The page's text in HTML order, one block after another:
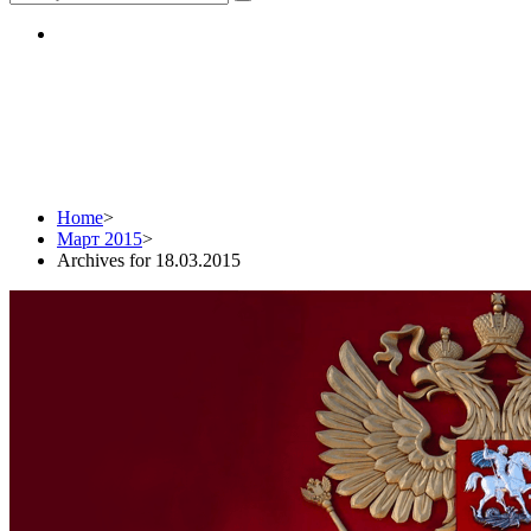
Home>
Март 2015>
Archives for 18.03.2015